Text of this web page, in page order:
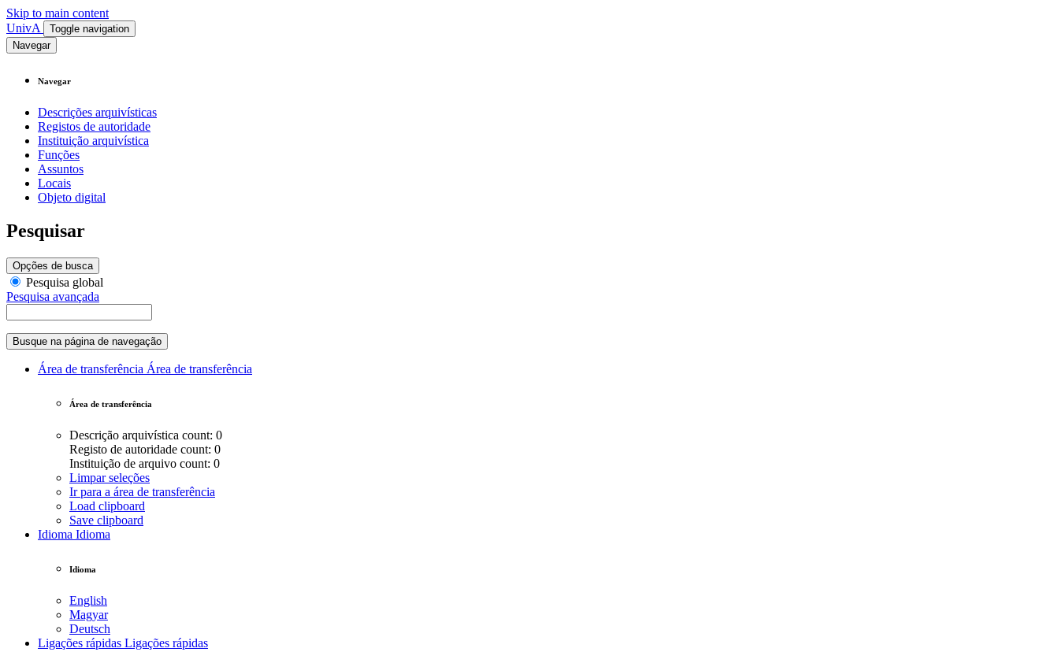
Skip to main content
UnivA
Toggle navigation
Navegar
Navegar
Descrições arquivísticas
Registos de autoridade
Instituição arquivística
Funções
Assuntos
Locais
Objeto digital
Pesquisar
Opções de busca
Pesquisa global
Pesquisa avançada
Busque na página de navegação
Área de transferência Área de transferência
Área de transferência
Descrição arquivística count: 0
Registo de autoridade count: 0
Instituição de arquivo count: 0
Limpar seleções
Ir para a área de transferência
Load clipboard
Save clipboard
Idioma Idioma
Idioma
English
Magyar
Deutsch
Ligações rápidas Ligações rápidas